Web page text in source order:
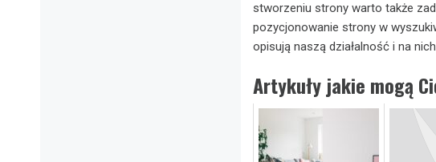
stworzeniu strony warto także
pozycjonowanie strony w
opisują naszą działalność i na
Artykuły jakie mogą